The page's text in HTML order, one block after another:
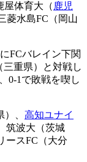
屋体育大（ 鹿児
菱水島FC（岡山
FCバレイン下関
三重県）と対戦し
0-1で敗戦を喫し
、 高知ユナイ
筑波大（茨城
ースFC（大分